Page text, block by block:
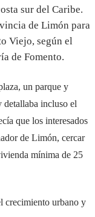
sur del Caribe.
de Limón para
Viejo, según el
de Fomento.
un parque y
detallaba incluso el
que los interesados
de Limón, cercar
mínima de 25
crecimiento urbano y